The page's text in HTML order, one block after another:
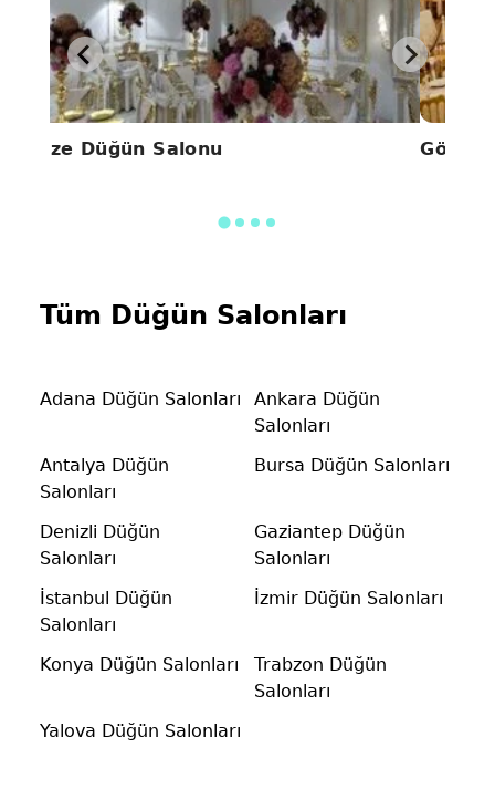
Alize Düğün Salonu Gönül
Tüm Düğün Salonları
Adana Düğün Salonları
Ankara Düğün
Salonları
Antalya Düğün
Salonları
Bursa Düğün Salonları
Denizli Düğün
Salonları
Gaziantep Düğün
Salonları
İstanbul Düğün
Salonları
İzmir Düğün Salonları
Konya Düğün Salonları
Trabzon Düğün
Salonları
Yalova Düğün Salonları